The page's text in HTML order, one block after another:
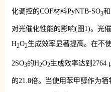
化调控的COF材料PyNTB-SO3
对光催化性能的影响(图1)。光
H2O2生成效率显著提高。在不
2SO3的H2O2生成效率达到2764
的21.8倍。当使用苯甲醇作为